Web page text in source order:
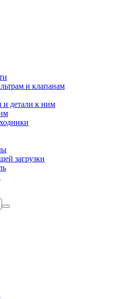
и клапанам
и детали к ним
загрузки